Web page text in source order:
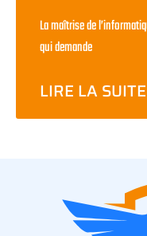
La maîtrise de
qui demande
LIRE LA